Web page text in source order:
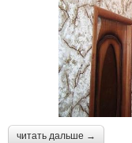
читать дальше →